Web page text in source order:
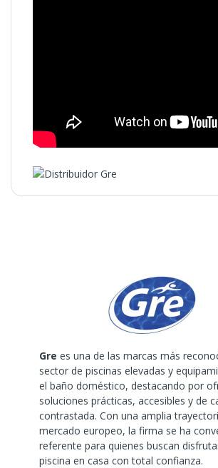
Gre es una de las marcas más
sector de piscinas elevadas y
el baño doméstico, destacando por
soluciones prácticas, accesibles y de
contrastada. Con una amplia
mercado europeo, la firma se ha
referente para quienes buscan
piscina en casa con total confianza.